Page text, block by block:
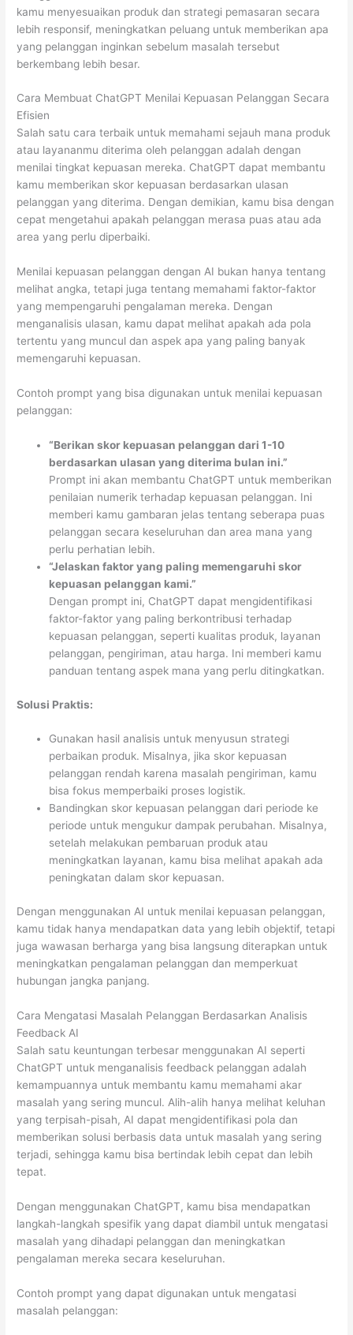
kamu menyesuaikan produk dan strategi pemasaran secara
lebih responsif, meningkatkan peluang untuk memberikan apa
yang pelanggan inginkan sebelum masalah tersebut
berkembang lebih besar.
Cara Membuat ChatGPT Menilai Kepuasan Pelanggan Secara
Efisien
Salah satu cara terbaik untuk memahami sejauh mana produk
atau layananmu diterima oleh pelanggan adalah dengan
menilai tingkat kepuasan mereka. ChatGPT dapat membantu
kamu memberikan skor kepuasan berdasarkan ulasan
pelanggan yang diterima. Dengan demikian, kamu bisa dengan
cepat mengetahui apakah pelanggan merasa puas atau ada
area yang perlu diperbaiki.
Menilai kepuasan pelanggan dengan AI bukan hanya tentang
melihat angka, tetapi juga tentang memahami faktor-faktor
yang mempengaruhi pengalaman mereka. Dengan
menganalisis ulasan, kamu dapat melihat apakah ada pola
tertentu yang muncul dan aspek apa yang paling banyak
memengaruhi kepuasan.
Contoh prompt yang bisa digunakan untuk menilai kepuasan
pelanggan:
“Berikan skor kepuasan pelanggan dari 1-10
berdasarkan ulasan yang diterima bulan ini.”
Prompt ini akan membantu ChatGPT untuk memberikan
penilaian numerik terhadap kepuasan pelanggan. Ini
memberi kamu gambaran jelas tentang seberapa puas
pelanggan secara keseluruhan dan area mana yang
perlu perhatian lebih.
“Jelaskan faktor yang paling memengaruhi skor
kepuasan pelanggan kami.”
Dengan prompt ini, ChatGPT dapat mengidentifikasi
faktor-faktor yang paling berkontribusi terhadap
kepuasan pelanggan, seperti kualitas produk, layanan
pelanggan, pengiriman, atau harga. Ini memberi kamu
panduan tentang aspek mana yang perlu ditingkatkan.
Solusi Praktis:
Gunakan hasil analisis untuk menyusun strategi
perbaikan produk. Misalnya, jika skor kepuasan
pelanggan rendah karena masalah pengiriman, kamu
bisa fokus memperbaiki proses logistik.
Bandingkan skor kepuasan pelanggan dari periode ke
periode untuk mengukur dampak perubahan. Misalnya,
setelah melakukan pembaruan produk atau
meningkatkan layanan, kamu bisa melihat apakah ada
peningkatan dalam skor kepuasan.
Dengan menggunakan AI untuk menilai kepuasan pelanggan,
kamu tidak hanya mendapatkan data yang lebih objektif, tetapi
juga wawasan berharga yang bisa langsung diterapkan untuk
meningkatkan pengalaman pelanggan dan memperkuat
hubungan jangka panjang.
Cara Mengatasi Masalah Pelanggan Berdasarkan Analisis
Feedback AI
Salah satu keuntungan terbesar menggunakan AI seperti
ChatGPT untuk menganalisis feedback pelanggan adalah
kemampuannya untuk membantu kamu memahami akar
masalah yang sering muncul. Alih-alih hanya melihat keluhan
yang terpisah-pisah, AI dapat mengidentifikasi pola dan
memberikan solusi berbasis data untuk masalah yang sering
terjadi, sehingga kamu bisa bertindak lebih cepat dan lebih
tepat.
Dengan menggunakan ChatGPT, kamu bisa mendapatkan
langkah-langkah spesifik yang dapat diambil untuk mengatasi
masalah yang dihadapi pelanggan dan meningkatkan
pengalaman mereka secara keseluruhan.
Contoh prompt yang dapat digunakan untuk mengatasi
masalah pelanggan: